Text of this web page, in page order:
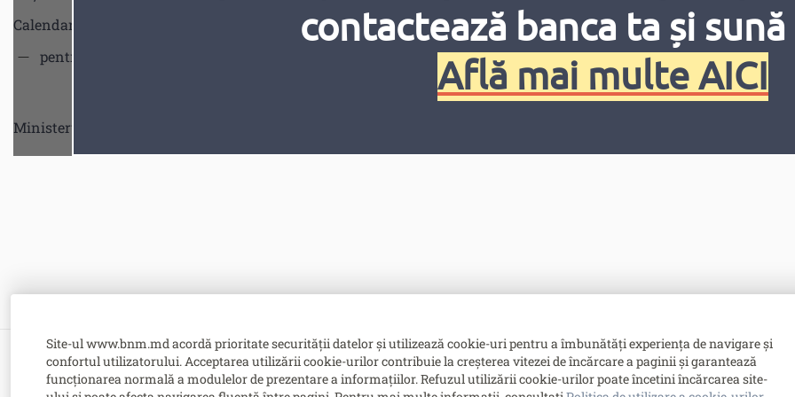
contactează banca ta și
Află mai multe AICI
Site-ul www.bnm.md acordă prioritate securității datelor și utilizează cookie-uri pentru a îmbunătăți experiența de navigare și
confortul utilizatorului. Acceptarea utilizării cookie-urilor contribuie la creșterea vitezei de încărcare a paginii și garantează
funcționarea normală a modulelor de prezentare a informațiilor. Refuzul utilizării cookie-urilor poate încetini încărcarea site-
Calendarul desfăşurării licitaţiilor de vînzare a valorilor mobiliare de stat în formă de înscrieri în conturi:
pentru trimestrul III, 2026
Ministerul Finantelor poate preciza volumul oferit, informînd publicul cu 5 zile pînă la licitaţie.
Bulevardul Grigore Vieru nr. 1,
MD-2005, Chişinău, Republica Moldova